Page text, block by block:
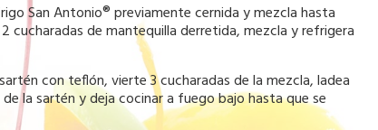
San Antonio® previamente cernida y mezcla hasta
cucharadas de mantequilla derretida, mezcla y refrigera
con teflón, vierte 3 cucharadas de la mezcla, ladea
la sartén y deja cocinar a fuego bajo hasta que se